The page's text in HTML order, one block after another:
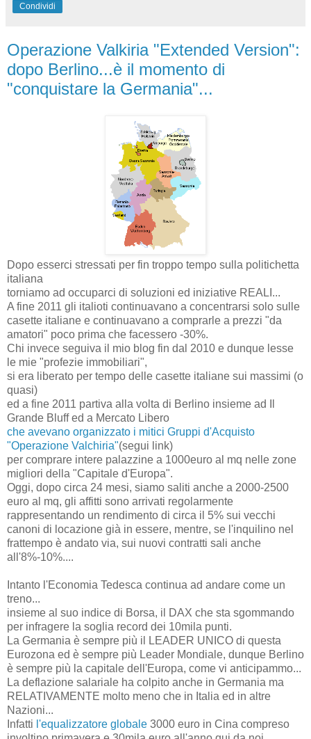
Condividi
Operazione Valkiria "Extended Version":
dopo Berlino...è il momento di
"conquistare la Germania"...
Dopo esserci stressati per fin troppo tempo sulla politichetta
italiana
torniamo ad occuparci di soluzioni ed iniziative REALI...
A fine 2011 gli italioti continuavano a concentrarsi solo sulle
casette italiane e continuavano a comprarle a prezzi "da
amatori" poco prima che facessero -30%.
Chi invece seguiva il mio blog fin dal 2010 e dunque lesse
le mie "profezie immobiliari",
si era liberato per tempo delle casette italiane sui massimi (o
quasi)
ed a fine 2011 partiva alla volta di Berlino insieme ad Il
Grande Bluff ed a Mercato Libero
che avevano organizzato i mitici Gruppi d'Acquisto
"Operazione Valchiria"(segui link)
per comprare intere palazzine a 1000euro al mq nelle zone
migliori della "Capitale d'Europa".
Oggi, dopo circa 24 mesi, siamo saliti anche a 2000-2500
euro al mq, gli affitti sono arrivati regolarmente
rappresentando un rendimento di circa il 5% sui vecchi
canoni di locazione già in essere, mentre, se l'inquilino nel
frattempo è andato via, sui nuovi contratti sali anche
all'8%-10%....
Intanto l'Economia Tedesca continua ad andare come un
treno...
insieme al suo indice di Borsa, il DAX che sta sgommando
per infragere la soglia record dei 10mila punti.
La Germania è sempre più il LEADER UNICO di questa
Eurozona ed è sempre più Leader Mondiale, dunque Berlino
è sempre più la capitale dell'Europa, come vi anticipammo...
La deflazione salariale ha colpito anche in Germania ma
RELATIVAMENTE molto meno che in Italia ed in altre
Nazioni...
Infatti l'equalizzatore globale 3000 euro in Cina compreso